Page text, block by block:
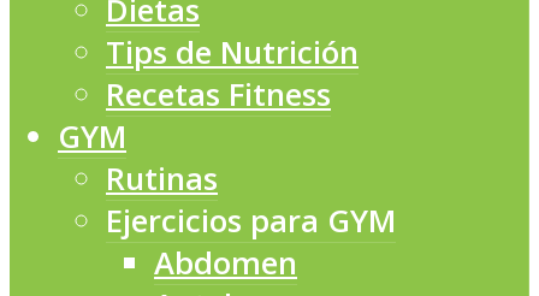
Dietas
Tips de Nutrición
Recetas Fitness
GYM
Rutinas
Ejercicios para GYM
Abdomen